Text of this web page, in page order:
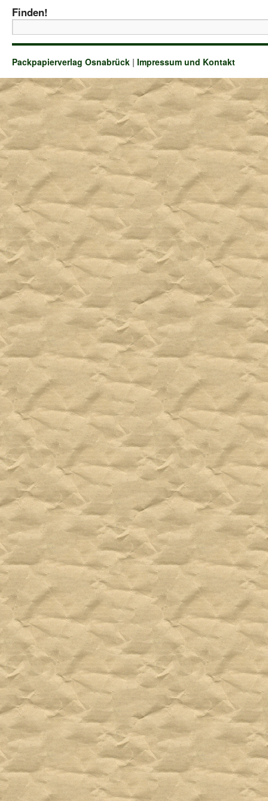
Finden!
Packpapierverlag Osnabrück | Impressum und Kontakt